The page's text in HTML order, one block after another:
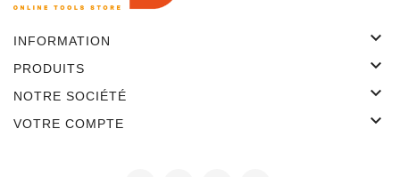
INFORMATION 
PRODUITS 
NOTRE SOCIÉTÉ 
VOTRE COMPTE 